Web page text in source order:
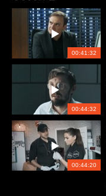
00:41:32
00:44:32
00:44:20